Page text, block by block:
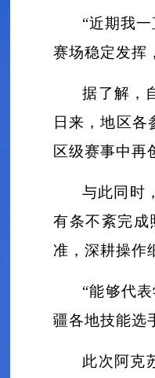
“近期我
赛场稳定发挥
据了解，
日来，地区
区级赛事中再
与此同时
有条不紊完成
准，深耕操作
“能够代
疆各地技能选
此次阿克